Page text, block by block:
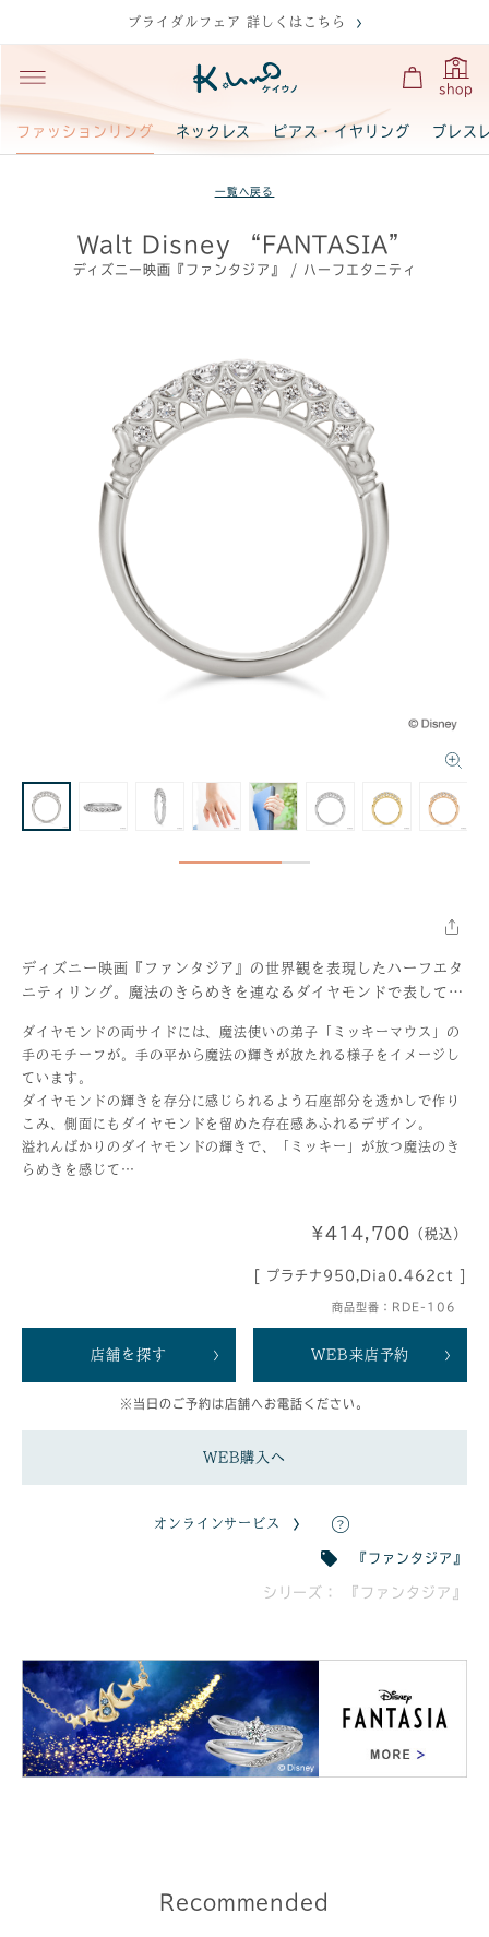
ブライダルフェア 詳しくはこちら
shop
ファッションリング ネックレス ピアス・イヤリング ブレス
一覧へ戻る
Walt Disney “FANTASIA”
ディズニー映画『ファンタジア』 / ハーフエタニティ
ディズニー映画『ファンタジア』の世界観を表現したハーフエタ
ニティリング。魔法のきらめきを連なるダイヤモンドで表して…
ダイヤモンドの両サイドには、魔法使いの弟子「ミッキーマウス」の
手のモチーフが。手の平から魔法の輝きが放たれる様子をイメージし
ています。
ダイヤモンドの輝きを存分に感じられるよう石座部分を透かしで作り
こみ、側面にもダイヤモンドを留めた存在感あふれるデザイン。
溢れんばかりのダイヤモンドの輝きで、「ミッキー」が放つ魔法のき
らめきを感じて…
¥414,700 （税込）
[ プラチナ950,Dia0.462ct ]
商品型番：RDE-106
店舗を探す WEB来店予約
※当日のご予約は店舗へお電話ください。
WEB購入へ
オンラインサービス
『ファンタジア』
シリーズ： 『ファンタジア』
Recommended